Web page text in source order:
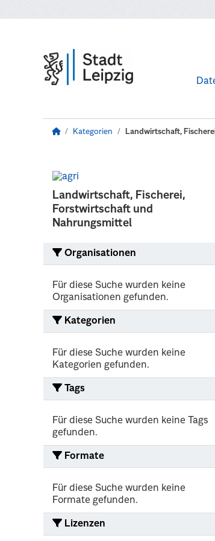
Kategorien Landwirtschaft,
Landwirtschaft, Fischerei,
Forstwirtschaft und
Nahrungsmittel
Organisationen
Für diese Suche wurden keine
Organisationen gefunden.
Kategorien
Für diese Suche wurden keine
Kategorien gefunden.
Tags
Für diese Suche wurden keine Tags
gefunden.
Formate
Für diese Suche wurden keine
Formate gefunden.
Lizenzen